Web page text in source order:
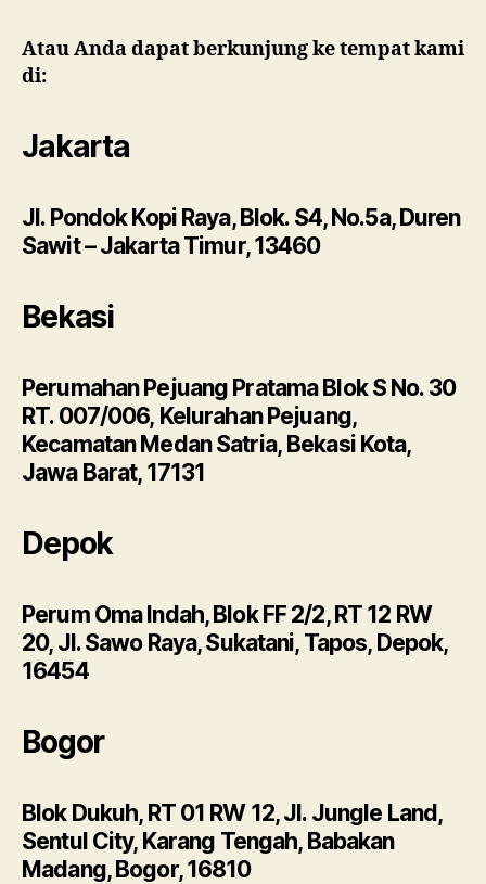
Atau Anda dapat berkunjung ke tempat kami
di:
Jakarta
Jl. Pondok Kopi Raya, Blok. S4, No.5a, Duren
Sawit – Jakarta Timur, 13460
Bekasi
Perumahan Pejuang Pratama Blok S No. 30
RT. 007/006, Kelurahan Pejuang,
Kecamatan Medan Satria, Bekasi Kota,
Jawa Barat, 17131
Depok
Perum Oma Indah, Blok FF 2/2, RT 12 RW
20, Jl. Sawo Raya, Sukatani, Tapos, Depok,
16454
Bogor
Blok Dukuh, RT 01 RW 12, Jl. Jungle Land,
Sentul City, Karang Tengah, Babakan
Madang, Bogor, 16810